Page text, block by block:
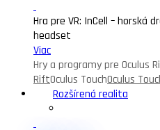
Hra pre VR: InCell – horská
headset
Viac
Hry a programy pre Oculus
RiftOculus TouchOculus
Rozšírená realita